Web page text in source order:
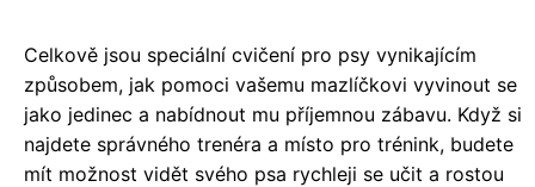
Celkově jsou speciální cvičení pro psy vynikajícím
způsobem, jak pomoci vašemu mazlíčkovi vyvinout se
jako jedinec a nabídnout mu příjemnou zábavu. Když si
najdete správného trenéra a místo pro trénink, budete
mít možnost vidět svého psa rychleji se učit a rostou